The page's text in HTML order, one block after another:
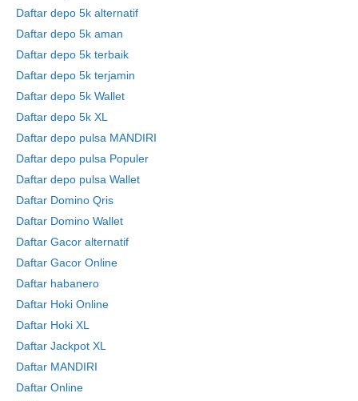
Daftar depo 5k alternatif
Daftar depo 5k aman
Daftar depo 5k terbaik
Daftar depo 5k terjamin
Daftar depo 5k Wallet
Daftar depo 5k XL
Daftar depo pulsa MANDIRI
Daftar depo pulsa Populer
Daftar depo pulsa Wallet
Daftar Domino Qris
Daftar Domino Wallet
Daftar Gacor alternatif
Daftar Gacor Online
Daftar habanero
Daftar Hoki Online
Daftar Hoki XL
Daftar Jackpot XL
Daftar MANDIRI
Daftar Online